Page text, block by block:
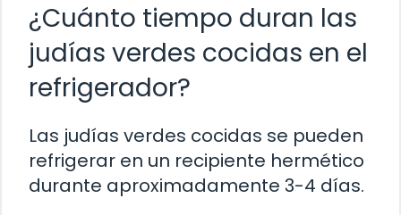
¿Cuánto tiempo duran las
judías verdes cocidas en el
refrigerador?
Las judías verdes cocidas se pueden
refrigerar en un recipiente hermético
durante aproximadamente 3-4 días.